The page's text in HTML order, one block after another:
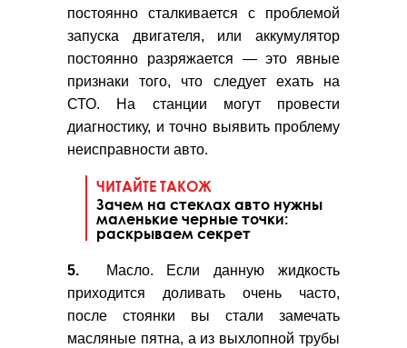
постоянно сталкивается с проблемой
запуска двигателя, или аккумулятор
постоянно разряжается — это явные
признаки того, что следует ехать на
СТО. На станции могут провести
диагностику, и точно выявить проблему
неисправности авто.
ЧИТАЙТЕ ТАКОЖ
Зачем на стеклах авто нужны
маленькие черные точки:
раскрываем секрет
5. Масло. Если данную жидкость
приходится доливать очень часто,
после стоянки вы стали замечать
масляные пятна, а из выхлопной трубы